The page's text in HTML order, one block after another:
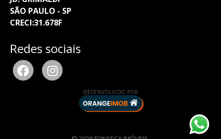
SÃO PAULO - SP
CRECI:31.678F
Redes sociais
DESENVOLVIDO POR